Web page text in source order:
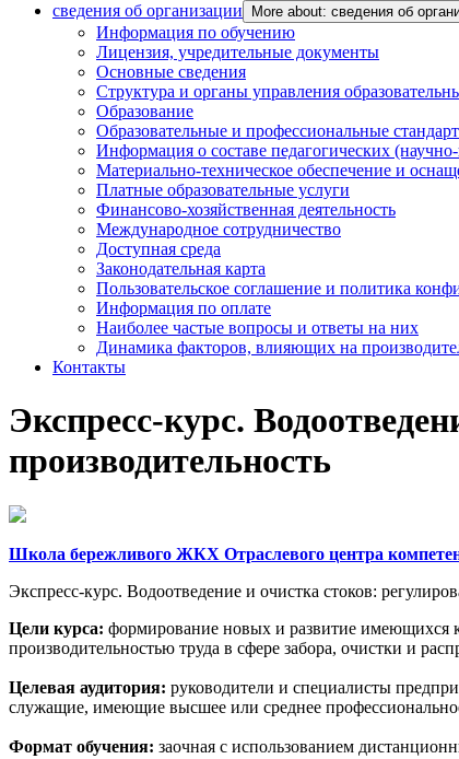
сведения об организации
More about: сведения об
Информация по обучению
Лицензия, учредительные документы
Основные сведения
Структура и органы управления
Образование
Образовательные и профессиональные
Информация о составе педагогических
Материально-техническое обеспечение и
Платные образовательные услуги
Финансово-хозяйственная деятельность
Международное сотрудничество
Доступная среда
Законодательная карта
Пользовательское соглашение и политика
Информация по оплате
Наиболее частые вопросы и ответы на них
Динамика факторов, влияющих на
Контакты
Экспресс-курс.
производительность
Школа бережливого ЖКХ Отраслевого центра
Экспресс-курс. Водоотведение и очистка стоков:
Цели курса: формирование новых и развитие имеющихся
производительностью труда в сфере забора, очистки и
Целевая аудитория: руководители и специалисты
служащие, имеющие высшее или среднее
Формат обучения: заочная с использованием